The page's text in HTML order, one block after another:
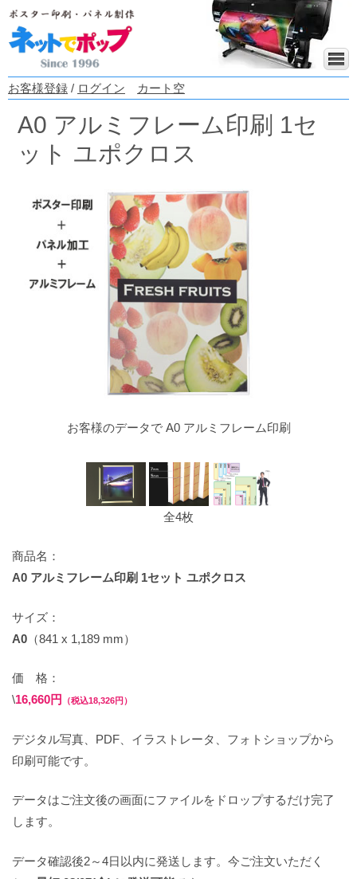
お客様登録 / ログイン カート空
A0 アルミフレーム印刷 1セ
ット ユポクロス
お客様のデータで A0 アルミフレーム印刷
全4枚
商品名：
A0 アルミフレーム印刷 1セット ユポクロス
サイズ：
A0 （841 x 1,189 mm）
価 格：
\16,660円 （税込18,326円）
デジタル写真、PDF、イラストレータ、フォトショップから
印刷可能です。
データはご注文後の画面にファイルをドロップするだけ完了
します。
データ確認後2～4日以内に発送します。今ご注文いただく